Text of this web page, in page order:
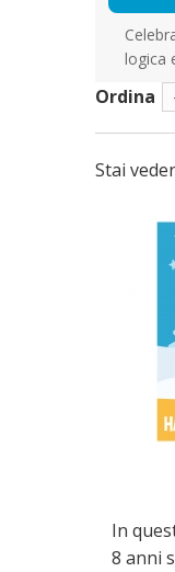
logica
Ordina
Stai
In
8 anni